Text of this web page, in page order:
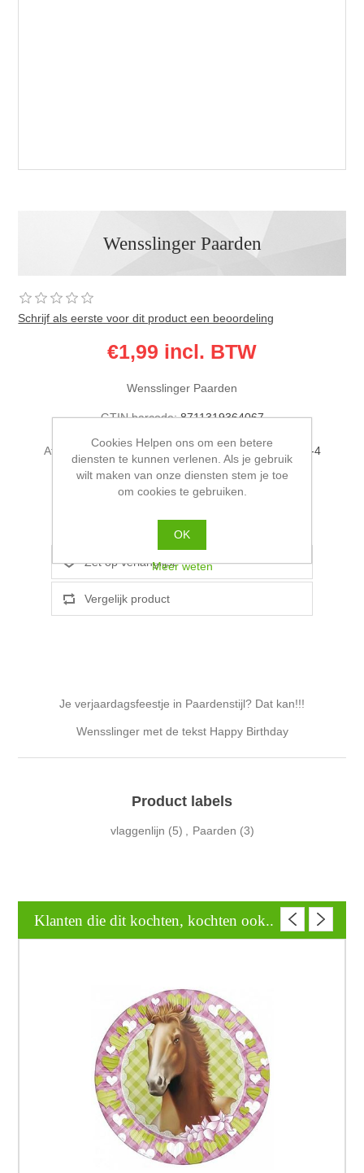
Wensslinger Paarden
Schrijf als eerste voor dit product een beoordeling
€1,99 incl. BTW
Wensslinger Paarden
GTIN barcode: 8711319364067
Afleverdatum: Pakketpost binnen NL wordt binnen 2-4
Je verjaardagsfeestje in Paardenstijl? Dat kan!!!
Wensslinger met de tekst Happy Birthday
Product labels
vlaggenlijn (5) Paarden (3)
Klanten die dit kochten, kochten ook..
Cookies Helpen ons om een betere
diensten te kunnen verlenen. Als je gebruik
wilt maken van onze diensten stem je toe
om cookies te gebruiken.
OK
Meer weten